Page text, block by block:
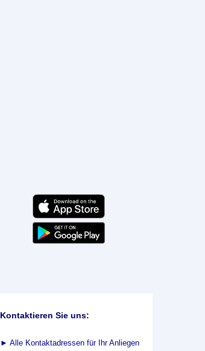
Kontaktieren Sie uns:
► Alle Kontaktadressen für Ihr Anliegen